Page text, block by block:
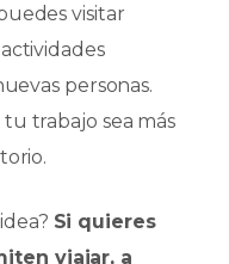
visitar
personas.
trabajo sea más
Si quieres
viajar, a